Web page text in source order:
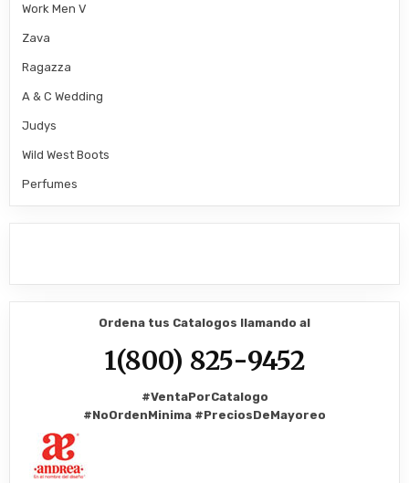
Work Men V
Zava
Ragazza
A & C Wedding
Judys
Wild West Boots
Perfumes
Ordena tus Catalogos llamando al
1(800) 825-9452
#VentaPorCatalogo
#NoOrdenMinima #PreciosDeMayoreo